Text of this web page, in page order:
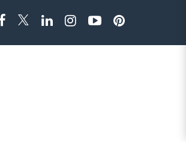
FacebookTwitterLinkedinInstragramYoutubePinterest